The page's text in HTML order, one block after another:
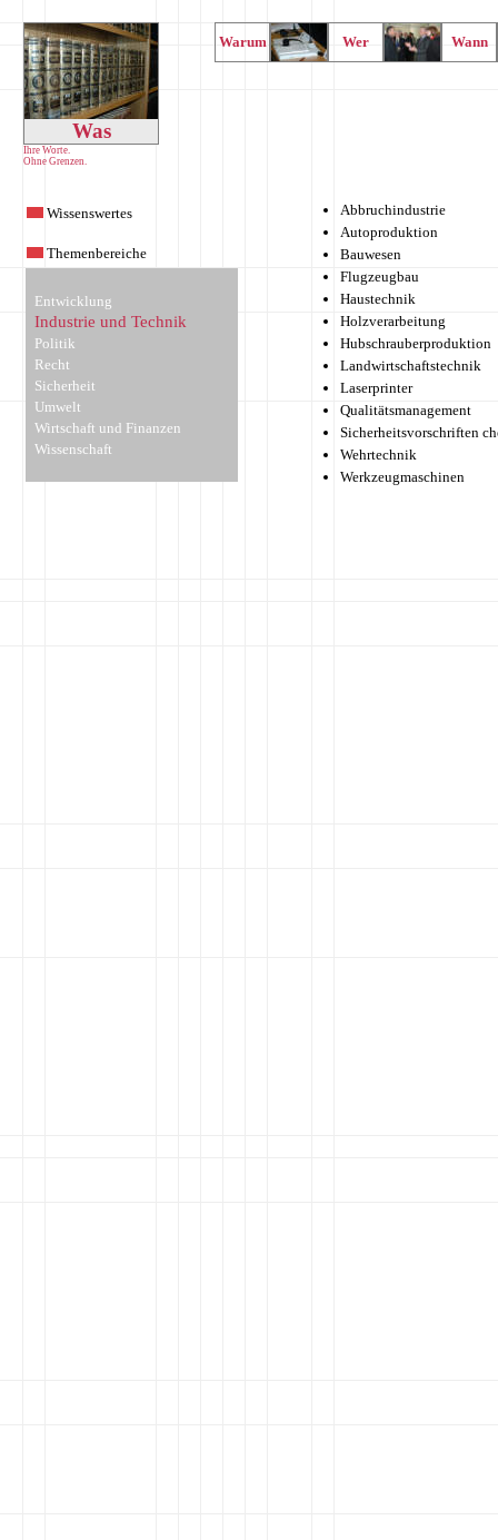
Was
Warum Wer Wann
Ihre Worte.
Ohne Grenzen.
Wissenswertes
Themenbereiche
Entwicklung
Industrie und Technik
Politik
Recht
Sicherheit
Umwelt
Wirtschaft und Finanzen
Wissenschaft
Abbruchindustrie
Autoproduktion
Bauwesen
Flugzeugbau
Haustechnik
Holzverarbeitung
Hubschrauberproduktion
Landwirtschaftstechnik
Laserprinter
Qualitätsmanagement
Sicherheitsvorschriften
Wehrtechnik
Werkzeugmaschinen